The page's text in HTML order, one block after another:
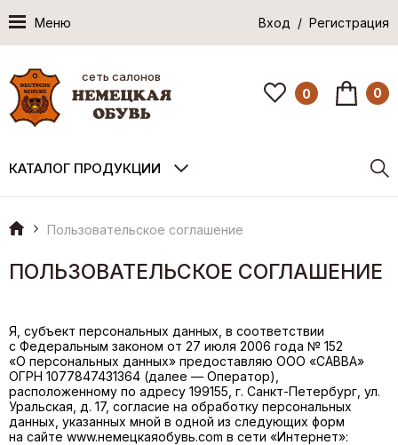
Меню Вход / Регистрация
сеть салонов
0 0
КАТАЛОГ ПРОДУКЦИИ
Пользовательское соглашение
ПОЛЬЗОВАТЕЛЬСКОЕ СОГЛАШЕНИЕ
Я, субъект персональных данных, в соответствии
с Федеральным законом от 27 июля 2006 года № 152
«О персональных данных» предоставляю ООО «САВВА»
ОГРН 1077847431364 (далее — Оператор),
расположенному по адресу 199155, г. Санкт-Петербург, ул.
Уральская, д. 17, согласие на обработку персональных
данных, указанных мной в одной из следующих форм
на сайте www.немецкаяобувь.com в сети «Интернет»: